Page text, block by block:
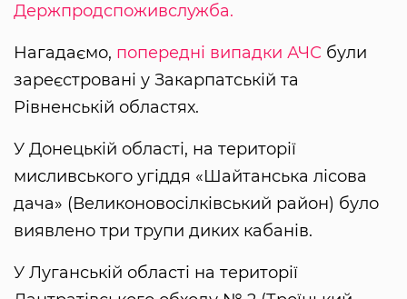
Держпродспоживслужба.
Нагадаємо, попередні випадки АЧС були
зареєстровані у Закарпатській та
Рівненській областях.
У Донецькій області, на території
мисливського угіддя «Шайтанська лісова
дача» (Великоновосілківський район) було
виявлено три трупи диких кабанів.
У Луганській області на території